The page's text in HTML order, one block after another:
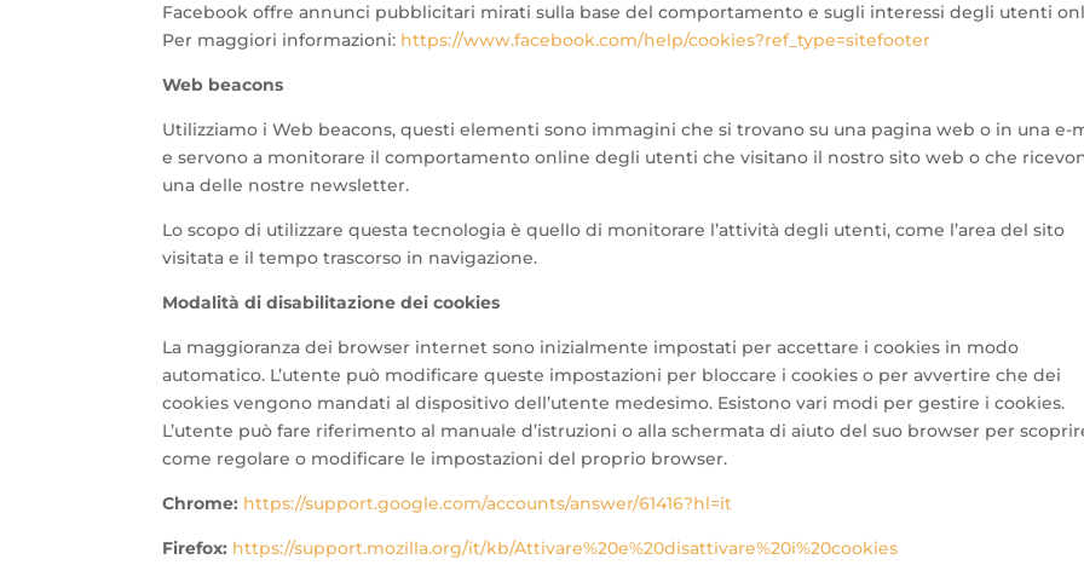
Facebook offre annunci pubblicitari mirati sulla base del comportamento e sugli interessi degli utenti
Per maggiori informazioni: https://www.facebook.com/help/cookies?ref_type=sitefooter
Web beacons
Utilizziamo i Web beacons, questi elementi sono immagini che si trovano su una pagina web o in una e-
e servono a monitorare il comportamento online degli utenti che visitano il nostro sito web o che
una delle nostre newsletter.
Lo scopo di utilizzare questa tecnologia è quello di monitorare l’attività degli utenti, come l’area del sito
visitata e il tempo trascorso in navigazione.
Modalità di disabilitazione dei cookies
La maggioranza dei browser internet sono inizialmente impostati per accettare i cookies in modo
automatico. L’utente può modificare queste impostazioni per bloccare i cookies o per avvertire che dei
cookies vengono mandati al dispositivo dell’utente medesimo. Esistono vari modi per gestire i cookies.
L’utente può fare riferimento al manuale d’istruzioni o alla schermata di aiuto del suo browser per
come regolare o modificare le impostazioni del proprio browser.
Chrome: https://support.google.com/accounts/answer/61416?hl=it
Firefox: https://support.mozilla.org/it/kb/Attivare%20e%20disattivare%20i%20cookies